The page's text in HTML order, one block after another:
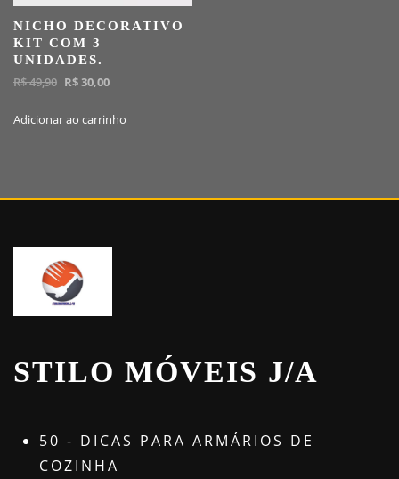
NICHO DECORATIVO
KIT COM 3
UNIDADES.
R$49,90 O
original
R$30,00
atual
Adicionar ao carrinho
STILO MÓVEIS J/A
50 - DICAS PARA ARMÁRIOS DE
COZINHA